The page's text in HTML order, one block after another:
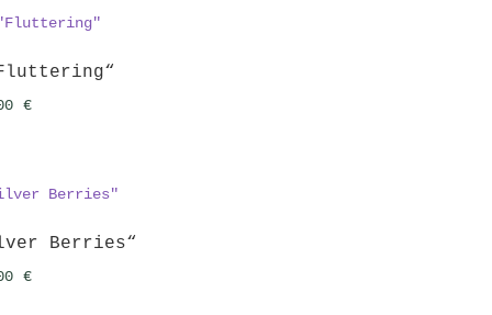
€
20,00 €.
€
Berries“
€